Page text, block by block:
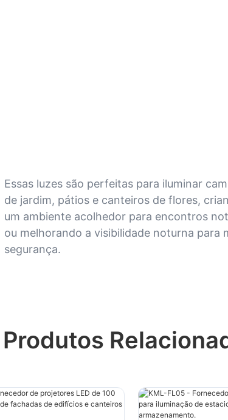
Essas luzes são perfeitas para iluminar
de jardim, pátios e canteiros de flores,
um ambiente acolhedor para encontros
ou melhorando a visibilidade noturna para
segurança.
Produtos